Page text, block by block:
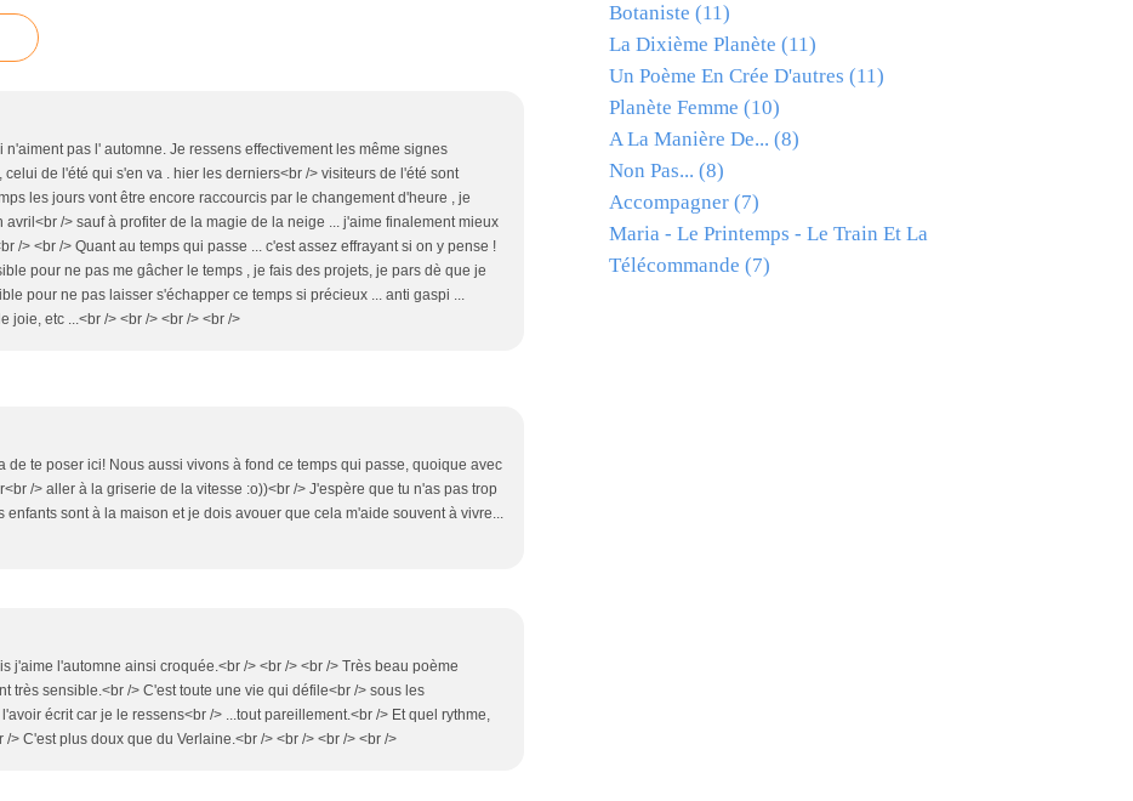
pas l' automne. Je ressens effectivement les même signes
de l'été qui s'en va . hier les derniers<br /> visiteurs de l'été sont
les jours vont être encore raccourcis par le changement d'heure , je
/> sauf à profiter de la magie de la neige ... j'aime finalement mieux
/> <br /> Quant au temps qui passe ... c'est assez effrayant si on y pense !
pour ne pas me gâcher le temps , je fais des projets, je pars dè que je
pour ne pas laisser s'échapper ce temps si précieux ... anti gaspi ...
joie, etc ...<br /> <br /> <br /> <br />
de te poser ici! Nous aussi vivons à fond ce temps qui passe, quoique avec
/> aller à la griserie de la vitesse :o))<br /> J'espère que tu n'as pas trop
sont à la maison et je dois avouer que cela m'aide souvent à vivre...
j'aime l'automne ainsi croquée.<br /> <br /> <br /> Très beau poème
très sensible.<br /> C'est toute une vie qui défile<br /> sous les
écrit car je le ressens<br /> ...tout pareillement.<br /> Et quel rythme,
C'est plus doux que du Verlaine.<br /> <br /> <br /> <br />
Botaniste (11)
La Dixième Planète (11)
Un Poème En Crée D'autres (11)
Planète Femme (10)
A La Manière De... (8)
Non Pas... (8)
Accompagner (7)
Maria - Le Printemps - Le Train Et La
Télécommande (7)